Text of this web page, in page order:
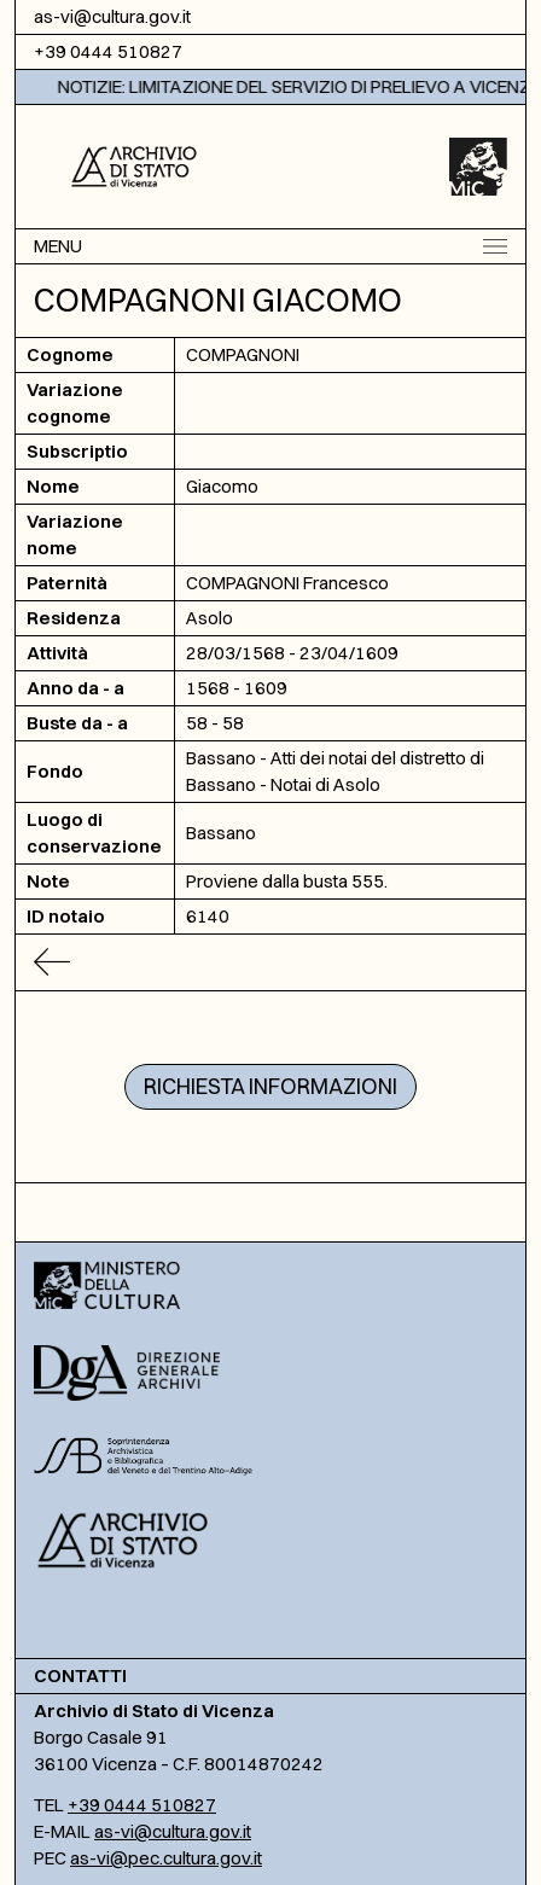
Vai al contenuto
as-vi@cultura.gov.it
+39 0444 510827
NOTIZIE: LIMITAZIONE DEL SERVIZIO DI PRELIEVO A VICENZA
MENU
COMPAGNONI GIACOMO
Cognome
COMPAGNONI
Variazione
cognome
Subscriptio
Nome
Giacomo
Variazione
nome
Paternità
COMPAGNONI Francesco
Residenza
Asolo
Attività
28/03/1568 - 23/04/1609
Anno da - a
1568 - 1609
Buste da - a
58 - 58
Fondo
Bassano - Atti dei notai del distretto di
Bassano - Notai di Asolo
Luogo di
conservazione
Bassano
Note
Proviene dalla busta 555.
ID notaio
6140
RICHIESTA INFORMAZIONI
CONTATTI
Archivio di Stato di Vicenza
Borgo Casale 91
36100 Vicenza – C.F. 80014870242
TEL +39 0444 510827
E-MAILas-vi@cultura.gov.it
PECas-vi@pec.cultura.gov.it